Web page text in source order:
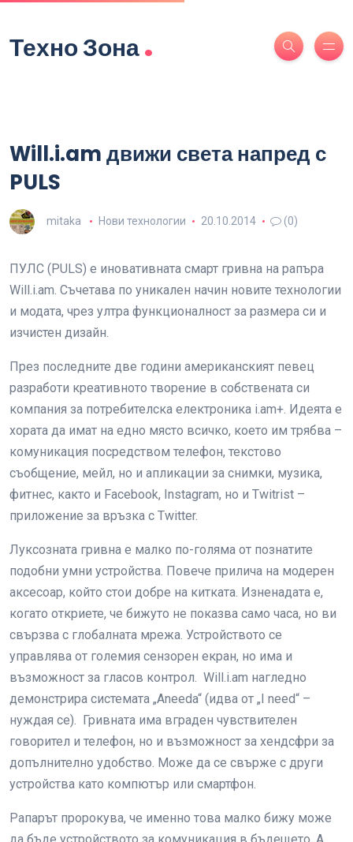
Техно Зона.
Will.i.am движи света напред с
PULS
mitaka Нови технологии 20.10.2014 (0)
ПУЛС (PULS) е иновативната смарт гривна на рапъра
Will.i.am. Съчетава по уникален начин новите технологии
и модата, чрез ултра функционалност за размера си и
изчистен дизайн.
През последните две години американският певец
разработи креативното творение в собствената си
компания за потребителска електроника i.am+. Идеята е
хората да имат на едно място всичко, което им трябва –
комуникация посредством телефон, текстово
съобщение, мейл, но и апликации за снимки, музика,
фитнес, както и Facebook, Instagram, но и Twitrist –
приложение за връзка с Twitter.
Луксозната гривна е малко по-голяма от познатите
подобни умни устройства. Повече прилича на модерен
аксесоар, който стои добре на китката. Изненадата е,
когато откриете, че бижуто не показва само часа, но ви
свързва с глобалната мрежа. Устройството се
управлява от големия сензорен екран, но има и
възможност за гласов контрол. Will.i.am нагледно
демонстрира системата „Aneeda“ (идва от „I need“ –
нуждая се). Гривната има вграден чувствителен
говорител и телефон, но и възможност за хендсфри за
допълнително удобство. Може да се свърже с други
устройства като компютър или смартфон.
Рапарът пророкува, че именно това малко бижу може